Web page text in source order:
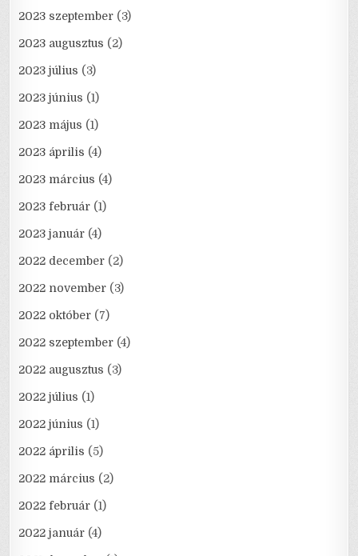
2023 szeptember (3)
2023 augusztus (2)
2023 július (3)
2023 június (1)
2023 május (1)
2023 április (4)
2023 március (4)
2023 február (1)
2023 január (4)
2022 december (2)
2022 november (3)
2022 október (7)
2022 szeptember (4)
2022 augusztus (3)
2022 július (1)
2022 június (1)
2022 április (5)
2022 március (2)
2022 február (1)
2022 január (4)